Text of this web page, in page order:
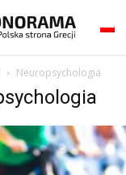
Neuropsychologia